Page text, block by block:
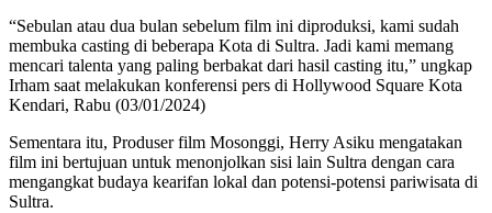
“Sebulan atau dua bulan sebelum film ini diproduksi, kami sudah
membuka casting di beberapa Kota di Sultra. Jadi kami memang
mencari talenta yang paling berbakat dari hasil casting itu,” ungkap
Irham saat melakukan konferensi pers di Hollywood Square Kota
Kendari, Rabu (03/01/2024)
Sementara itu, Produser film Mosonggi, Herry Asiku mengatakan
film ini bertujuan untuk menonjolkan sisi lain Sultra dengan cara
mengangkat budaya kearifan lokal dan potensi-potensi pariwisata di
Sultra.